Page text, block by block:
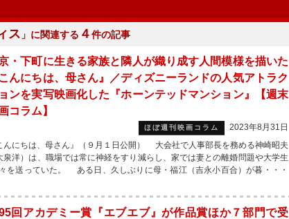
ス 」に関連する ４件の記事
・下町に生きる家族と隣人が織り成す人間模様を描いた
こんにちは、母さん』／ディズニーランドの人気アトラク
ンを実写映画化した『ホーンテッドマンション』【週末
コラム】
ほぼ週刊映画コラム
2023年8月31日
んにちは、母さん』（９月１日公開） 大会社で人事部長を務める神崎昭夫
泉洋）は、職場では常に神経をすり減らし、家では妻との離婚問題や大学生
を送っていた。 ある日、久しぶりに母・福江（吉永小百合）が暮・・・
回アカデミー賞『エブエブ』が作品賞ほか７部門で受